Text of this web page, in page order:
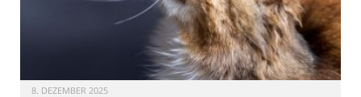
8. DEZEMBER 2025